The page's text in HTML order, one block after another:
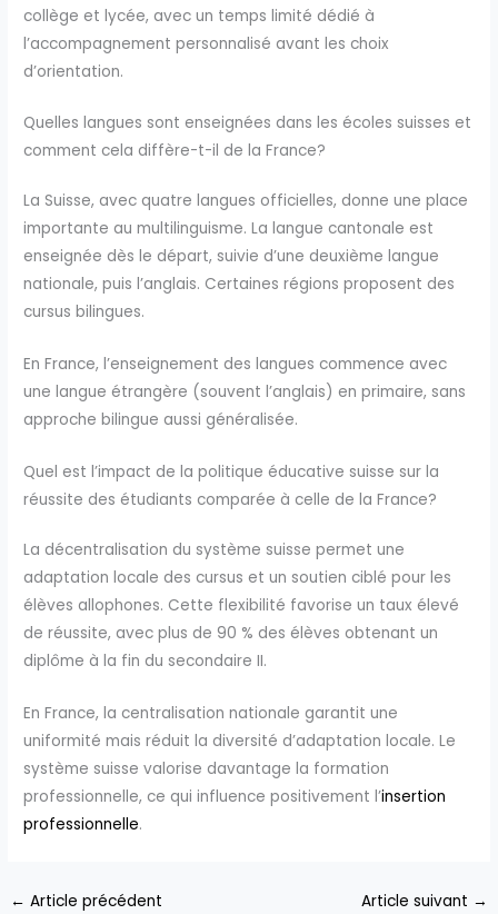
collège et lycée, avec un temps limité dédié à
l’accompagnement personnalisé avant les choix
d’orientation.
Quelles langues sont enseignées dans les écoles suisses et
comment cela diffère-t-il de la France?
La Suisse, avec quatre langues officielles, donne une place
importante au multilinguisme. La langue cantonale est
enseignée dès le départ, suivie d’une deuxième langue
nationale, puis l’anglais. Certaines régions proposent des
cursus bilingues.
En France, l’enseignement des langues commence avec
une langue étrangère (souvent l’anglais) en primaire, sans
approche bilingue aussi généralisée.
Quel est l’impact de la politique éducative suisse sur la
réussite des étudiants comparée à celle de la France?
La décentralisation du système suisse permet une
adaptation locale des cursus et un soutien ciblé pour les
élèves allophones. Cette flexibilité favorise un taux élevé
de réussite, avec plus de 90 % des élèves obtenant un
diplôme à la fin du secondaire II.
En France, la centralisation nationale garantit une
uniformité mais réduit la diversité d’adaptation locale. Le
système suisse valorise davantage la formation
professionnelle, ce qui influence positivement l’insertion
professionnelle.
← Article précédent Article suivant →